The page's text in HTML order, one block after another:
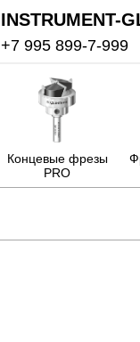
Концевые фрезы
PRO
INSTRUMENT-
+7 995 899-7-999